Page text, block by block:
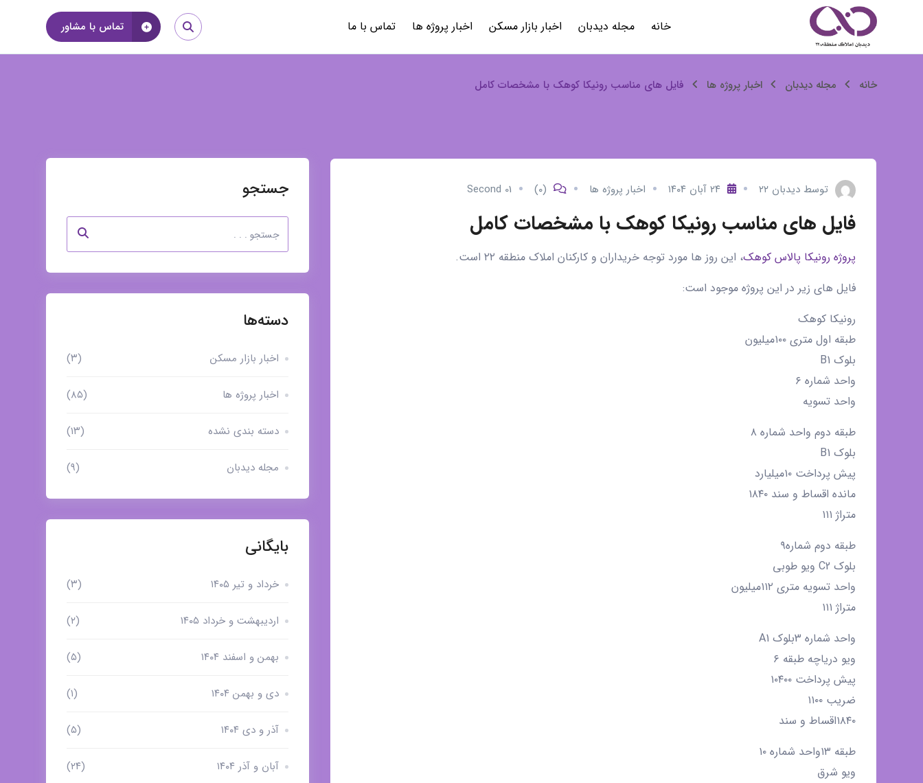
محتوا
خانه مجله دیدبان اخبار بازار مسکن اخبار پروژه ها تماس با ما تماس با مشاور
فایل
مناسب
رونیکا
کوهک
مشخصات
کامل
خانه مجله دیدبان اخبار پروژه ها فایل های مناسب رونیکا کوهک با مشخصات کامل
توسط دیدبان ۲۲ ۲۴ آبان ۱۴۰۴ اخبار پروژه ها (۰) 01 Second
فایل های مناسب رونیکا کوهک با مشخصات کامل
پروژه رونیکا پالاس کوهک، این روز ها مورد توجه خریداران و کارکنان املاک منطقه ۲۲ است.
فایل های زیر در این پروژه موجود است:
رونیکا کوهک
طبقه اول متری ۱۰۰میلیون
بلوک B1
واحد شماره ۶
واحد تسویه
طبقه دوم واحد شماره ۸
بلوک B1
پیش پرداخت ۱۰میلیارد
مانده اقساط و سند ۱۸۴۰
متراژ ۱۱۱
طبقه دوم شماره۹
بلوک C2 ویو طوبی
واحد تسویه متری ۱۱۲میلیون
متراژ ۱۱۱
واحد شماره 3بلوک A1
ویو دریاچه طبقه ۶
پیش پرداخت ۱۰۴۰۰
ضریب ۱۱۰۰
۱۸۴۰اقساط و سند
طبقه ۱۳واحد شماره ۱۰
ویو شرق
جستجو
دسته‌ها
اخبار بازار مسکن (۳)
اخبار پروژه ها (۸۵)
دسته بندی نشده (۱۳)
مجله دیدبان (۹)
بایگانی
خرداد و تیر ۱۴۰۵ (۳)
اردیبهشت و خرداد ۱۴۰۵ (۲)
بهمن و اسفند ۱۴۰۴ (۵)
دی و بهمن ۱۴۰۴ (۱)
آذر و دی ۱۴۰۴ (۵)
آبان و آذر ۱۴۰۴ (۲۴)